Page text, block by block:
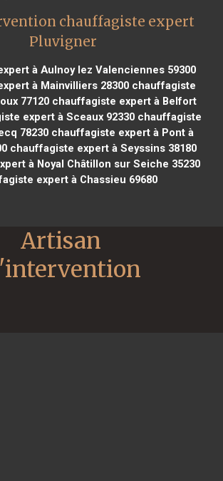
chauffagiste expert
Pluvigner
à Aulnoy lez Valenciennes 59300
à Mainvilliers 28300 chauffagiste
77120chauffagiste expert à Belfort
expert à Sceaux 92330 chauffagiste
78230 chauffagiste expert à Pont à
chauffagiste expert à Seyssins 38180
à Noyal Châtillon sur Seiche 35230
expert à Chassieu 69680
Artisan